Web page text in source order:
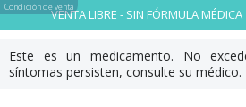
Condición de ventaVENTA LIBRE - SIN FÓRMULA MÉDICA
Este es un medicamento. No
síntomas persisten, consulte su médico.